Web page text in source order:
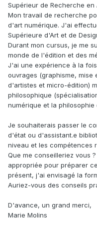
Supérieur de Recherche en
Mon travail de recherche
d'art numérique. J'ai
Supérieure d'Art et de
Durant mon cursus, je me
monde de l'édition et des
J'ai une expérience à la
ouvrages (graphisme, mise
d'artistes et micro-édition)
philosophique
numérique et la philosophie
Je souhaiterais passer le
d'état ou d'assistant.e
niveau et les compétences
Que me conseilleriez vous
appropriée pour préparer
présent, j'ai envisagé la
Auriez-vous des conseils
D'avance, un grand merci,
Marie Molins